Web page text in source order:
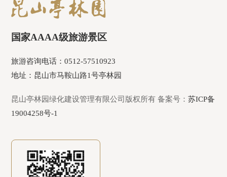
国家AAAA级旅游景区
旅游咨询电话：0512-57510923
地址：昆山市马鞍山路1号亭林园
昆山亭林园绿化建设管理有限公司版权所有 备案号：苏ICP备
19004258号-1